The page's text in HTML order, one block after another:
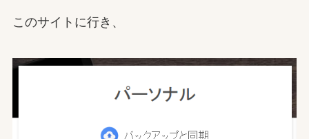
このサイトに行き、